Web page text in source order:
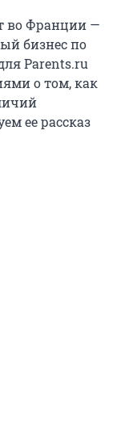
во Франции —
бизнес по
Parents.ru
о том, как
ее рассказ